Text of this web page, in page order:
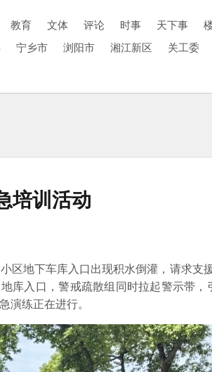
教育 文体 评论 时事 天下事
宁乡市 浏阳市 湘江新区 关工委
培训活动
地下车库入口出现积水倒灌，请求支
库入口，警戒疏散组同时拉起警示带，
练正在进行。